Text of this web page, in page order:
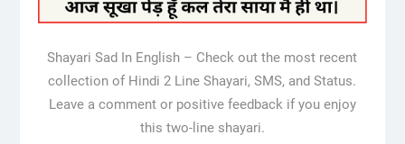
Shayari Sad In English – Check out the most recent
collection of Hindi 2 Line Shayari, SMS, and Status.
Leave a comment or positive feedback if you enjoy
this two-line shayari.